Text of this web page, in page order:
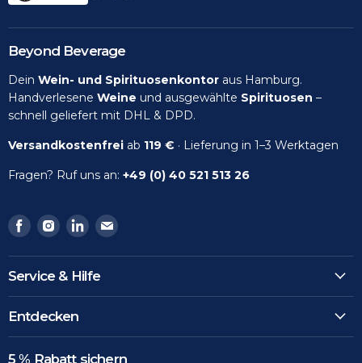
Beyond Beverage
Dein Wein- und Spirituosenkontor aus Hamburg.
Handverlesene Weine und ausgewählte Spirituosen –
schnell geliefert mit DHL & DPD.
Versandkostenfrei ab 119 € · Lieferung in 1–3 Werktagen
Fragen? Ruf uns an: +49 (0) 40 521 513 26
Finden
Sie
uns
auf
Facebook
Finden
Sie
uns
auf
Instagram
Finden
Sie
uns
auf
LinkedIn
Finden
uns
Email
Service & Hilfe
Entdecken
5 % Rabatt sichern